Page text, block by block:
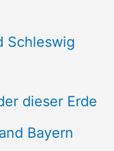
Schleswig
dieser Erde
Bayern